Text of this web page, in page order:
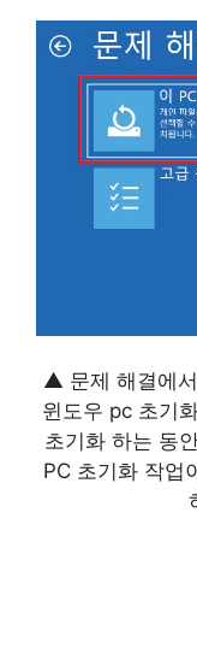
▲ 문제 해결에서
윈도우 pc 초기
초기화 하는 동
PC 초기화 작업